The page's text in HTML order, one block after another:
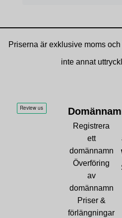
Priserna är exklusive moms
inte annat
Registrera
ett
domännamn
Överföring
av
domännamn
Priser &
förlängningar